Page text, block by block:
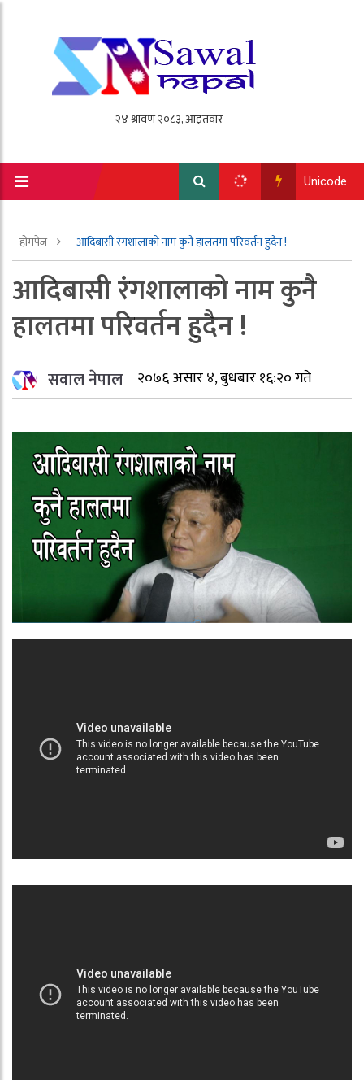
Unicode
होमपेज आदिबासी रंगशालाको नाम कुनै हालतमा परिवर्तन हुदैन !
आदिबासी रंगशालाको नाम कुनै
हालतमा परिवर्तन हुदैन !
सवाल नेपाल २०७६ असार ४, बुधबार १६:२० गते